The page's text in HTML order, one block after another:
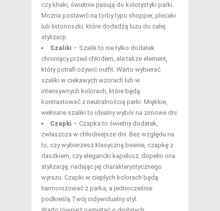
czy khaki, świetnie pasują do kolorystyki parki.
Można postawić na torby typu shopper, plecaki
lub listonoszki, które dodadzą luzu do całej
stylizacji.
Szaliki – Szalik to nie tylko dodatek
chroniący przed chłodem, ale także element,
który potrafi ożywić outfit. Warto wybierać
szaliki w ciekawych wzorach lub w
intensywnych kolorach, które będą
kontrastować z neutralnością parki. Miękkie,
wełniane szaliki to idealny wybór na zimowe dni.
Czapki – Czapka to świetny dodatek,
zwłaszcza w chłodniejsze dni. Bez względu na
to, czy wybierzesz klasyczną beanie, czapkę z
daszkiem, czy elegancki kapelusz, dopełni ona
stylizację, nadając jej charakterystycznego
wyrazu. Czapki w ciepłych kolorach będą
harmonizować z parka, a jednocześnie
podkreślą Twój indywidualny styl.